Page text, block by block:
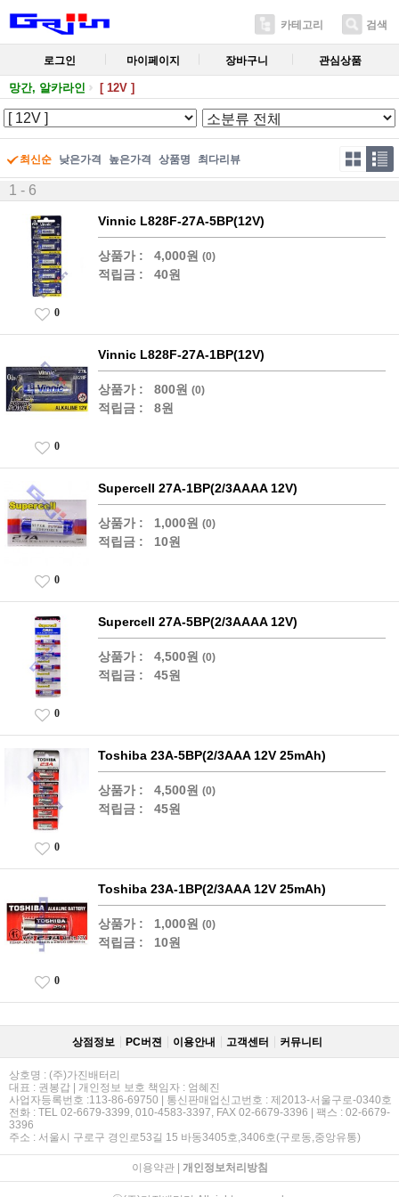
카테고리 검색
로그인 마이페이지 장바구니 관심상품
망간, 알카라인 [ 12V ]
최신순 낮은가격 높은가격 상품명 최다리뷰
1 - 6
Vinnic L828F-27A-5BP(12V)
상품가 : 4,000원 (0)
적립금 : 40원
0
Vinnic L828F-27A-1BP(12V)
상품가 : 800원 (0)
적립금 : 8원
0
Supercell 27A-1BP(2/3AAAA 12V)
상품가 : 1,000원 (0)
적립금 : 10원
0
Supercell 27A-5BP(2/3AAAA 12V)
상품가 : 4,500원 (0)
적립금 : 45원
0
Toshiba 23A-5BP(2/3AAA 12V 25mAh)
상품가 : 4,500원 (0)
적립금 : 45원
0
Toshiba 23A-1BP(2/3AAA 12V 25mAh)
상품가 : 1,000원 (0)
적립금 : 10원
0
상점정보 PC버젼 이용안내 고객센터 커뮤니티
상호명 : (주)가진배터리
대표 : 권봉갑 | 개인정보 보호 책임자 : 엄혜진
사업자등록번호 :113-86-69750 | 통신판매업신고번호 : 제2013-서울구로-0340호
전화 : TEL 02-6679-3399, 010-4583-3397, FAX 02-6679-3396 | 팩스 : 02-6679-
3396
주소 : 서울시 구로구 경인로53길 15 바동3405호,3406호(구로동,중앙유통)
이용약관| 개인정보처리방침